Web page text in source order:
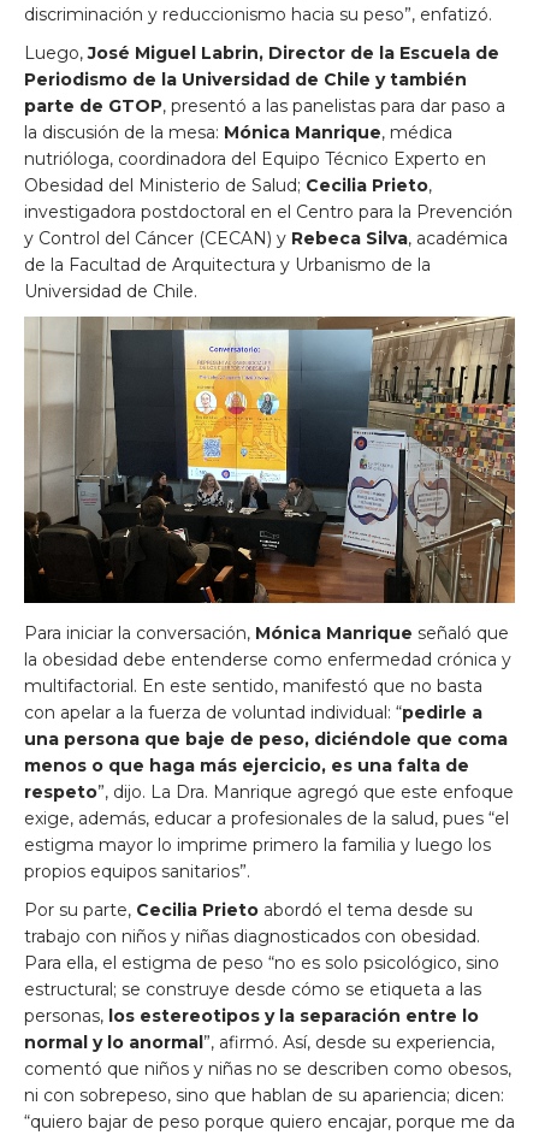
discriminación y reduccionismo hacia su peso”, enfatizó.
Luego,José Miguel Labrin, Director de la Escuela de
Periodismo de la Universidad de Chile y también
parte de GTOP, presentó a las panelistas para dar paso a
la discusión de la mesa: Mónica Manrique, médica
nutrióloga, coordinadora del Equipo Técnico Experto en
Obesidad del Ministerio de Salud; Cecilia Prieto,
investigadora postdoctoral en el Centro para la Prevención
y Control del Cáncer (CECAN) y Rebeca Silva, académica
de la Facultad de Arquitectura y Urbanismo de la
Universidad de Chile.
Para iniciar la conversación, Mónica Manrique señaló que
la obesidad debe entenderse como enfermedad crónica y
multifactorial. En este sentido, manifestó que no basta
con apelar a la fuerza de voluntad individual: “pedirle a
una persona que baje de peso, diciéndole que coma
menos o que haga más ejercicio, es una falta de
respeto”, dijo. La Dra. Manrique agregó que este enfoque
exige, además, educar a profesionales de la salud, pues “el
estigma mayor lo imprime primero la familia y luego los
propios equipos sanitarios”.
Por su parte, Cecilia Prieto abordó el tema desde su
trabajo con niños y niñas diagnosticados con obesidad.
Para ella, el estigma de peso “no es solo psicológico, sino
estructural; se construye desde cómo se etiqueta a las
personas, los estereotipos y la separación entre lo
normal y lo anormal”, afirmó. Así, desde su experiencia,
comentó que niños y niñas no se describen como obesos,
ni con sobrepeso, sino que hablan de su apariencia; dicen:
“quiero bajar de peso porque quiero encajar, porque me da